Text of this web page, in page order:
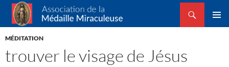
Association de la Médaille Miraculeuse
Recherche
ALLER
AU
MÉDITATION
trouver le visage de Jésus